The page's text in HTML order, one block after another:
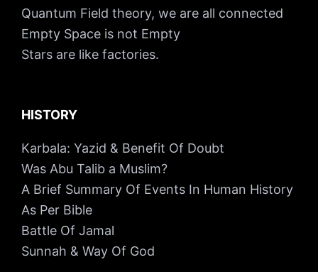
Quantum Field theory, we are all connected
Empty Space is not Empty
Stars are like factories.
HISTORY
Karbala: Yazid & Benefit Of Doubt
Was Abu Talib a Muslim?
A Brief Summary Of Events In Human History
As Per Bible
Battle Of Jamal
Sunnah & Way Of God